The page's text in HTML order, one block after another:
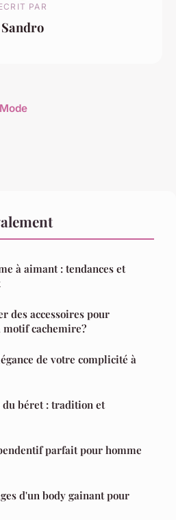
PAR
Sandro
à aimant : tendances et
des accessoires pour
motif cachemire?
de votre complicité à
du béret : tradition et
parfait pour homme
d'un body gainant pour